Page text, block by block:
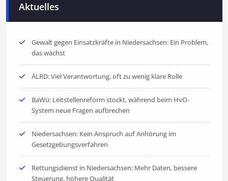
Aktuelles
Gewalt gegen Einsatzkräfte in Niedersachsen: Ein Problem,
das wächst
ÄLRD: Viel Verantwortung, oft zu wenig klare Rolle
BaWü: Leitstellenreform stockt, während beim HvO-
System neue Fragen aufbrechen
Niedersachsen: Kein Anspruch auf Anhörung im
Gesetzgebungsverfahren
Rettungsdienst in Niedersachsen: Mehr Daten, bessere
Steuerung, höhere Qualität